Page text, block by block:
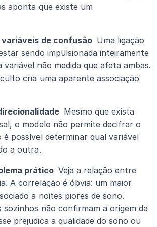
aponta que existe um
variáveis de confusão Uma ligação
sendo impulsionada inteiramente
não medida que afeta ambas.
cria uma aparente associação
Mesmo que exista
o modelo não permite decifrar o
é possível determinar qual variável
a outra.
prático Veja a relação entre
A correlação é óbvia: um maior
a noites piores de sono.
sozinhos não confirmam a origem da
prejudica a qualidade do sono ou